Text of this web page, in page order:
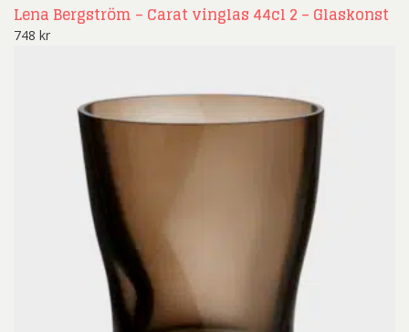
Lena Bergström – Carat vinglas 44cl 2 – Glaskonst
748 kr